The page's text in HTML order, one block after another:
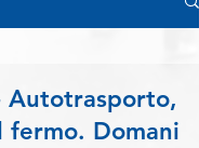
Autotrasporto,
fermo. Domani